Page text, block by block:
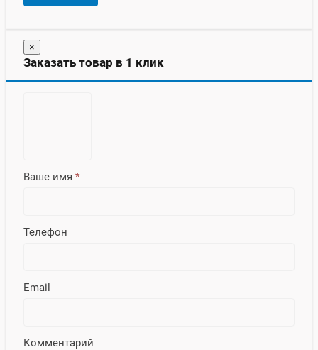
×
Заказать товар в 1 клик
Ваше имя *
Телефон
Email
Комментарий